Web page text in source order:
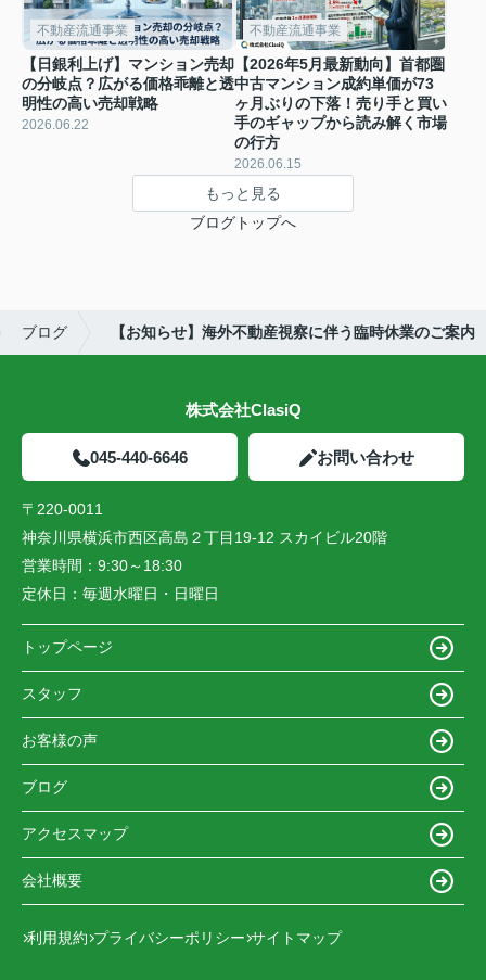
不動産流通事業
【日銀利上げ】マンション売却
の分岐点？広がる価格乖離と透
明性の高い売却戦略
2026.06.22
不動産流通事業
【2026年5月最新動向】首都圏
中古マンション成約単価が73
ヶ月ぶりの下落！売り手と買い
手のギャップから読み解く市場
の行方
2026.06.15
もっと見る
ブログトップへ
ブログ 【お知らせ】海外不動産視察に伴う臨時休業のご案内
株式会社ClasiQ
045-440-6646 お問い合わせ
〒220-0011
神奈川県横浜市西区高島２丁目19-12 スカイビル20階
営業時間： 9:30～18:30
定休日： 毎週水曜日・日曜日
トップページ
スタッフ
お客様の声
ブログ
アクセスマップ
会社概要
利用規約 プライバシーポリシー サイトマップ